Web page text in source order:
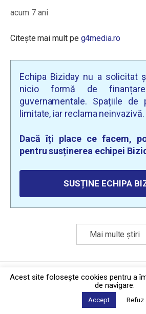
acum 7 ani
Citește mai mult pe g4media.ro
Echipa Biziday nu a solicitat
nicio formă de
guvernamentale. Spațiile de
limitate, iar reclama neinvazivă.
Dacă îți place ce facem,
pentru susținerea echipei
SUSȚINE ECHIPA
Mai multe știri
Politica de confidențialitate·
2026 © Biziday
Acest site foloseşte cookies pentru a
de navigare.
Accept Refuz